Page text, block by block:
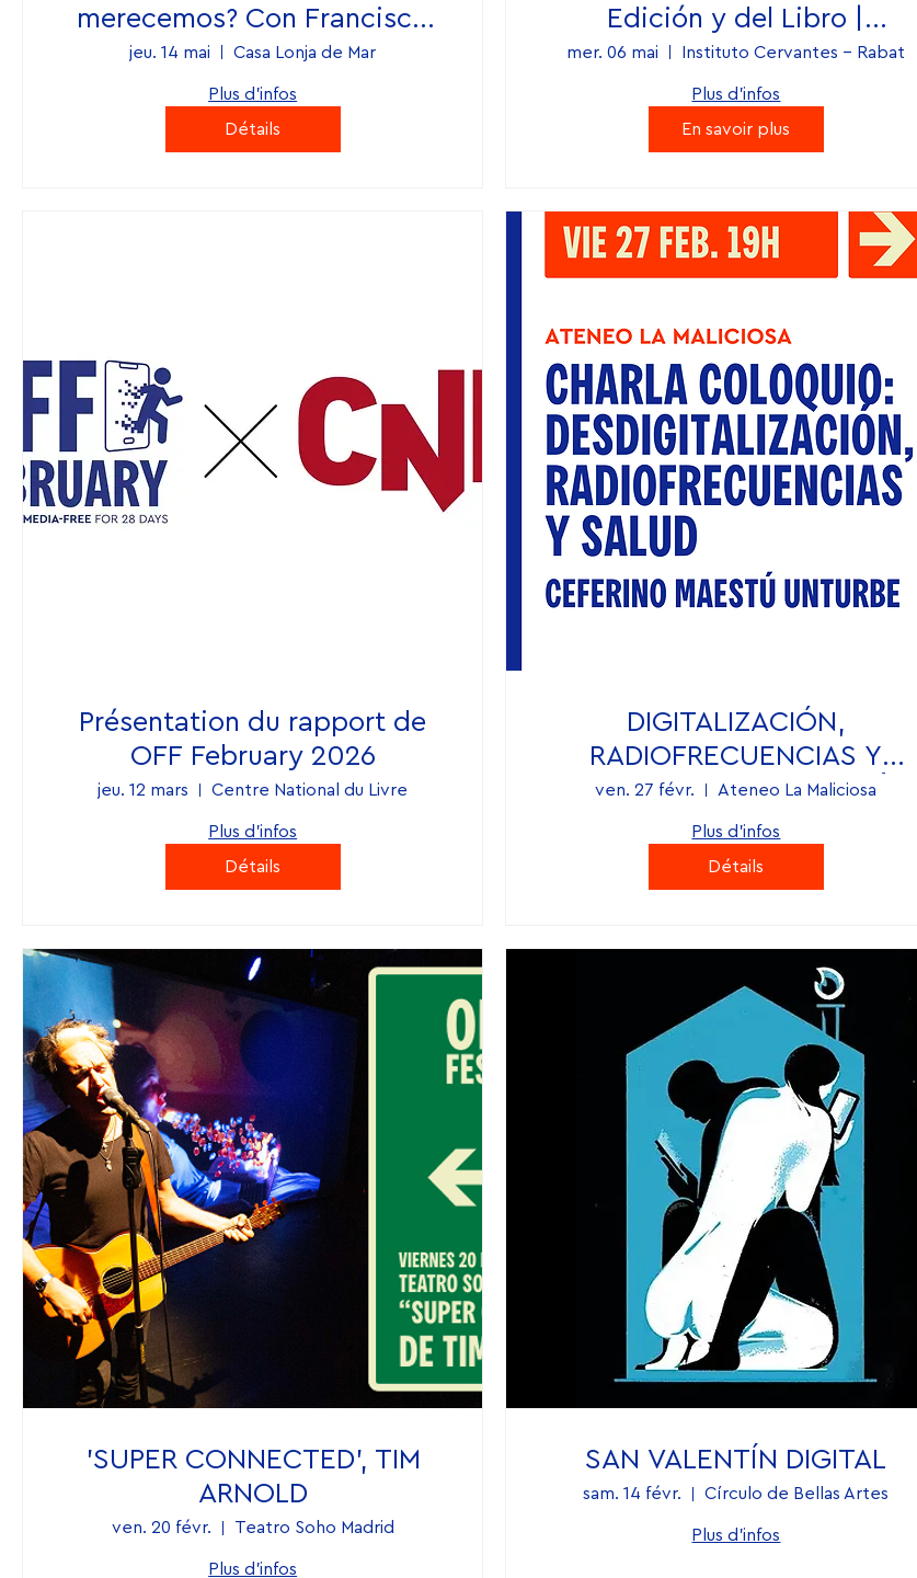
merecemos? Con Francisco
Villar, para el Movimiento OFF
jeu. 14 mai Casa Lonja de Mar
Plus d'infos
Détails
Edición y del Libro |
Conferencia de Diego Hidalgo
mer. 06 mai Instituto Cervantes - Rabat
Plus d'infos
En savoir plus
Présentation du rapport de
OFF February 2026
jeu. 12 mars Centre National du Livre
Plus d'infos
Détails
DIGITALIZACIÓN,
RADIOFRECUENCIAS Y
PRINCIPIO DE PRECAUCIÓN
ven. 27 févr. Ateneo La Maliciosa
Plus d'infos
Détails
'SUPER CONNECTED', TIM
ARNOLD
ven. 20 févr. Teatro Soho Madrid
Plus d'infos
SAN VALENTÍN DIGITAL
sam. 14 févr. Círculo de Bellas Artes
Plus d'infos